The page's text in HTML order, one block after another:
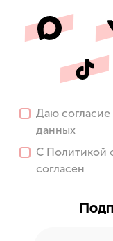
Даю согласие
данных
С Политикой
согласен